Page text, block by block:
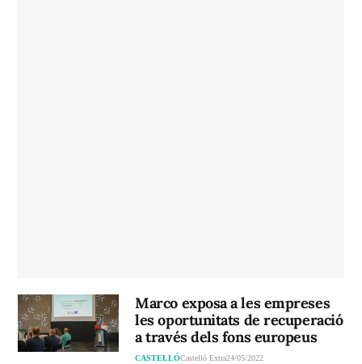
Marco exposa a les empreses
les oportunitats de recuperació
a través dels fons europeus
CASTELLÓCastelló Extra24/05/2022